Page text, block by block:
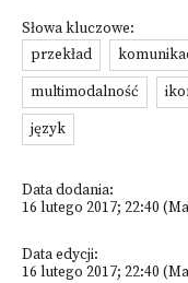
Słowa kluczowe:
przekład
multimodalność
język
Data dodania:
16 lutego 2017; 22:40
Data edycji:
16 lutego 2017; 22:40